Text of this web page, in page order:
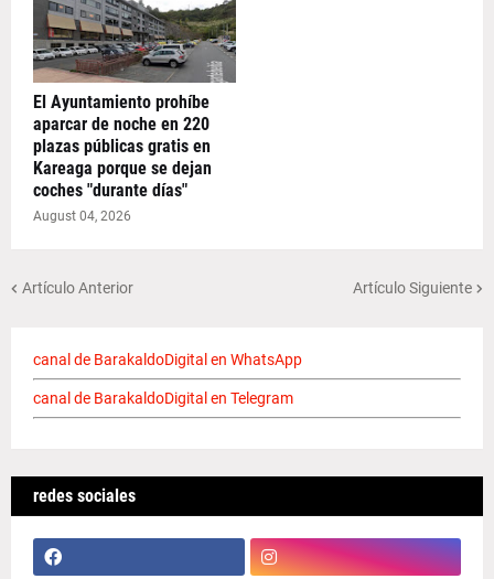
El Ayuntamiento prohíbe
aparcar de noche en 220
plazas públicas gratis en
Kareaga porque se dejan
coches "durante días"
August 04, 2026
Artículo Anterior Artículo Siguiente
canal de BarakaldoDigital en WhatsApp
canal de BarakaldoDigital en Telegram
redes sociales